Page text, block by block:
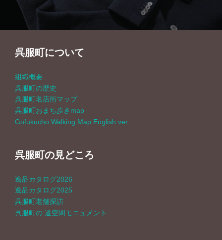
呉服町について
組織概要
呉服町の歴史
呉服町名店街マップ
呉服町おまち歩きmap
Gofukucho Walking Map English ver.
呉服町の見どころ
逸品カタログ2026
逸品カタログ2025
呉服町老舗探訪
呉服町の 道空間モニュメント